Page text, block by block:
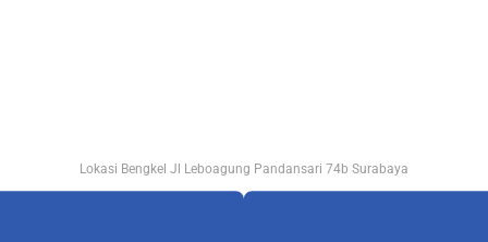
Lokasi Bengkel Jl Leboagung Pandansari 74b Surabaya